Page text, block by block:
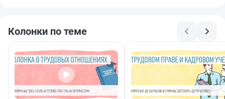
Колонки по теме